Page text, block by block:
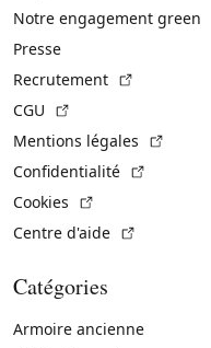
Notre engagement green
Presse
Recrutement
CGU
Mentions légales
Confidentialité
Cookies
Centre d'aide
Catégories
Armoire ancienne